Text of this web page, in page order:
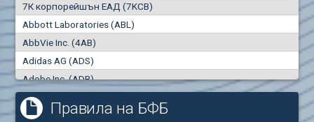
7К корпорейшън ЕАД (7KCB)
Abbott Laboratories (ABL)
AbbVie Inc. (4AB)
Adidas AG (ADS)
Adobe Inc. (ADB)
Advanced Micro Devices Inc. (AMD)
Agrana Beteiligungs AG (AGB2)
Най-добра
"купува"
0
Най-добра
0
Сделки
0
Оборот (евро)
0
Правила на БФБ